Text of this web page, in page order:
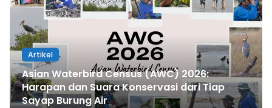
Artikel
Asian Waterbird Census (AWC) 2026:
Harapan dan Suara Konservasi dari Tiap
Sayap Burung Air